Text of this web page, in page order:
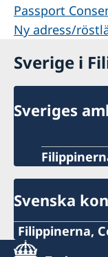
Passport
Ny adress/
Sverige i
Sveriges
Svenska
Filippinerna,
Mobile